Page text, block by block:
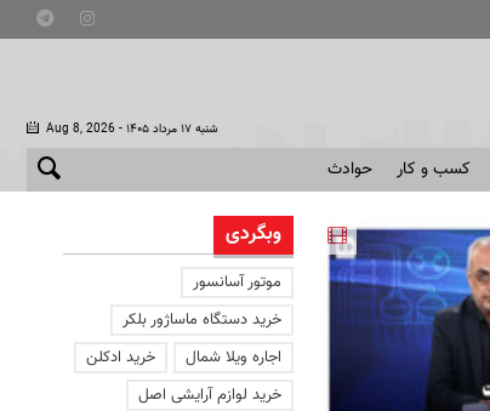
Aug 8, 2026 - شنبه ۱۷ مرداد ۱۴۰۵
کسب و کار حوادث
وبگردی
موتور آسانسور
خرید دستگاه ماساژور بلکر
اجاره ویلا شمال
خرید ادکلن
خرید لوازم آرایشی اصل